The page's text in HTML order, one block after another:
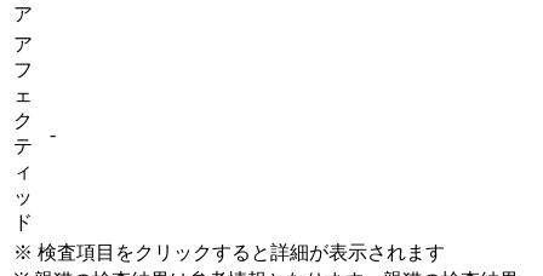
ア
ア
フ
ェ
ク
テ
ィ
ッ
ド
-
※ 検査項目をクリックすると詳細が表示されます